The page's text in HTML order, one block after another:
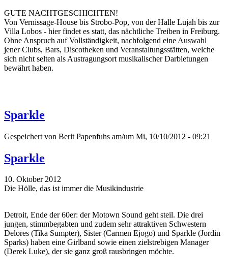
GUTE NACHTGESCHICHTEN!
Von Vernissage-House bis Strobo-Pop, von der Halle Lujah bis zur
Villa Lobos - hier findet es statt, das nächtliche Treiben in Freiburg.
Ohne Anspruch auf Vollständigkeit, nachfolgend eine Auswahl
jener Clubs, Bars, Discotheken und Veranstaltungsstätten, welche
sich nicht selten als Austragungsort musikalischer Darbietungen
bewährt haben.
Sparkle
Gespeichert von Berit Papenfuhs am/um Mi, 10/10/2012 - 09:21
Sparkle
10. Oktober 2012
Die Hölle, das ist immer die Musikindustrie
Detroit, Ende der 60er: der Motown Sound geht steil. Die drei
jungen, stimmbegabten und zudem sehr attraktiven Schwestern
Delores (Tika Sumpter), Sister (Carmen Ejogo) und Sparkle (Jordin
Sparks) haben eine Girlband sowie einen zielstrebigen Manager
(Derek Luke), der sie ganz groß rausbringen möchte.